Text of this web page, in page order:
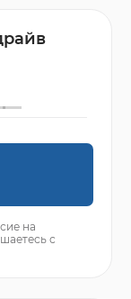
на
с